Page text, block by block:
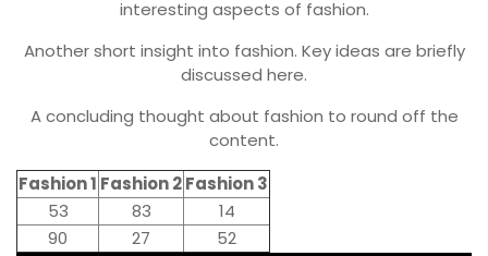
interesting aspects of fashion.
Another short insight into fashion. Key ideas are briefly
discussed here.
A concluding thought about fashion to round off the
content.
Fashion 1 Fashion 2Fashion 3
53
83
14
90
27 52